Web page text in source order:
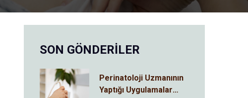
SON GÖNDERİLER
Perinatoloji Uzmanının
Yaptığı Uygulamalar